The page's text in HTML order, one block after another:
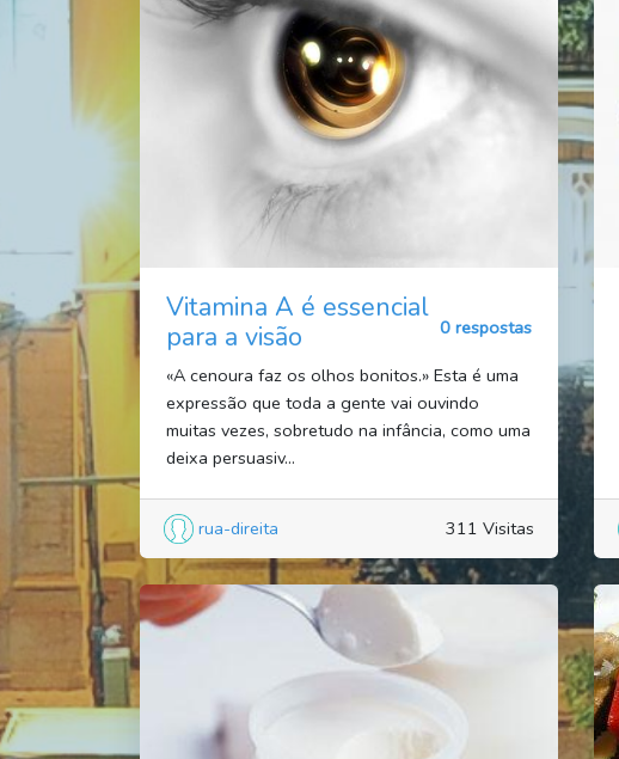
Vitamina A é essencial
para a visão
0 respostas
«A cenoura faz os olhos bonitos.» Esta é uma
expressão que toda a gente vai ouvindo
muitas vezes, sobretudo na infância, como uma
deixa persuasiv...
rua-direita 311 Visitas